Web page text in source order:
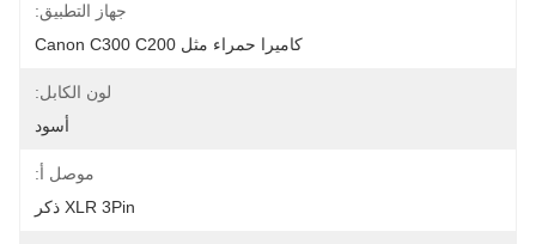
جهاز التطبيق:
كاميرا حمراء مثل Canon C300 C200
لون الكابل:
أسود
موصل أ:
XLR 3Pin ذكر